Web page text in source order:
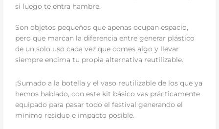
si luego te entra hambre.
Son objetos pequeños que apenas ocupan espacio,
pero que marcan la diferencia entre generar plástico
de un solo uso cada vez que comes algo y llevar
siempre encima tu propia alternativa reutilizable.
¡Sumado a la botella y el vaso reutilizable de los que ya
hemos hablado, con este kit básico vas prácticamente
equipado para pasar todo el festival generando el
mínimo residuo e impacto posible.